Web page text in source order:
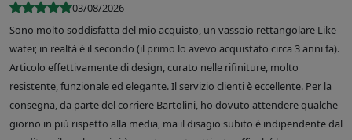
03/08/2026
Sono molto soddisfatta del mio acquisto, un vassoio rettangolare Like
water, in realtà è il secondo (il primo lo avevo acquistato circa 3 anni fa).
Articolo effettivamente di design, curato nelle rifiniture, molto
resistente, funzionale ed elegante. Il servizio clienti è eccellente. Per la
consegna, da parte del corriere Bartolini, ho dovuto attendere qualche
giorno in più rispetto alla media, ma il disagio subito è indipendente dal